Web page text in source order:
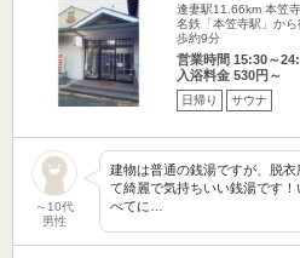
逢妻駅11.66km 本笠
名鉄「本笠寺駅」か
歩約9分
営業時間 15:30～
入浴料金 530円～
日帰り サウナ
～10代
男性
建物は普通の銭湯ですが、脱
て綺麗で気持ちいい銭湯です
べてに…